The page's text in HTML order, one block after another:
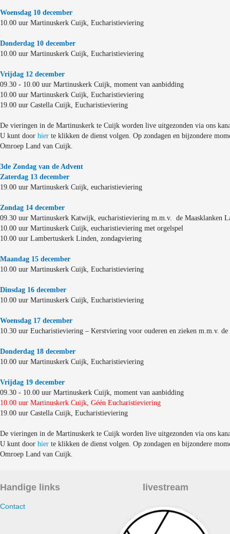
Woensdag 10 december
10.00 uur Martinuskerk Cuijk, Eucharistieviering
Donderdag 10 december
10.00 uur Martinuskerk Cuijk, Eucharistieviering
Vrijdag 12 december
09.30 - 10.00 uur Martinuskerk Cuijk, moment van aanbidding
10.00 uur Martinuskerk Cuijk, Eucharistieviering
19.00 uur Castella Cuijk, Eucharistieviering
De vieringen in de Martinuskerk te Cuijk worden live uitgezonden via ons
U kunt door hier te klikken de dienst volgen. Op zondagen en bijzondere
Omroep Land van Cuijk.
3de Zondag van de Advent
Zaterdag 13 december
19.00 uur Martinuskerk Cuijk, eucharistieviering
Zondag 14 december
09.30 uur Martinuskerk Katwijk, eucharistieviering m.m.v. de Maasklanken
10.00 uur Martinuskerk Cuijk, eucharistieviering met orgelspel
10.00 uur Lambertuskerk Linden, zondagviering
Maandag 15 december
10.00 uur Martinuskerk Cuijk, Eucharistieviering
Dinsdag 16 december
10.00 uur Martinuskerk Cuijk, Eucharistieviering
Woensdag 17 december
10.30 uur Eucharistieviering – Kerstviering voor ouderen en zieken m.m.v.
Donderdag 18 december
10.00 uur Martinuskerk Cuijk, Eucharistieviering
Vrijdag 19 december
09.30 - 10.00 uur Martinuskerk Cuijk, moment van aanbidding
10.00 uur Martinuskerk Cuijk, Géén Eucharistieviering
19.00 uur Castella Cuijk, Eucharistieviering
De vieringen in de Martinuskerk te Cuijk worden live uitgezonden via ons
U kunt door hier te klikken de dienst volgen. Op zondagen en bijzondere
Omroep Land van Cuijk.
Handige links
Contact
livestream